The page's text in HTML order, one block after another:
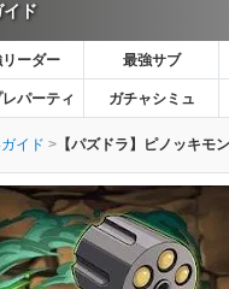
ド
ーダー 最強サブ
パーティ ガチャシミュ
イド 【パズドラ】ピノッキモ